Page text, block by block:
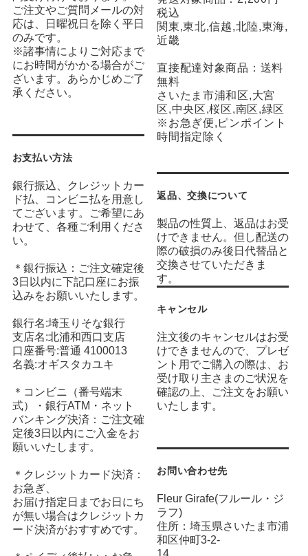
ご注文やご質問メールの対
応は、日曜祝日を除く平日
のみです。
※諸事情によりご対応まで
にお時間がかかる場合がご
ざいます。あらかじめご了
承ください。
お支払い方法
銀行振込、クレジットカー
ド払、コンビニ払を用意し
てございます。ご希望にあ
わせて、各種ご利用くださ
い。
＊銀行振込：ご注文確定後
3日以内に下記口座にお振
込みをお願いいたします。
銀行名:埼玉りそな銀行
支店名:北浦和西口支店
口座番号:普通 4100013
名義:オギスタカユキ
＊コンビニ（番号端末
式）・銀行ATM・ネット
バンキング決済：ご注文確
定後3日以内にご入金をお
願いいたします。
＊クレジットカード決済：
お急ぎ、
お届け指定日までお日にち
が無い場合はクレジットカ
ード決済がおすすめです。
税込
関東,東北,信越,北陸,東海,
近畿
直接配達対象商品：送料
無料
さいたま市浦和区,大宮
区,中央区,桜区,南区,緑区
※お急ぎ便,ピンポイント
時間指定除く
返品、交換について
製品の性質上、返品はお受
けできません。但し配送の
際の破損のみ後日代替品と
交換させていただきま
す。
キャンセル
注文後のキャンセルはお受
けできませんので、プレゼ
ント用でご購入の際は、お
受け取り主さまのご状況を
確認の上、ご注文をお願い
いたします。
お問い合わせ先
Fleur Girafe(フルール・ジ
ラフ)
住所：埼玉県さいたま市浦
和区仲町3-2-
14